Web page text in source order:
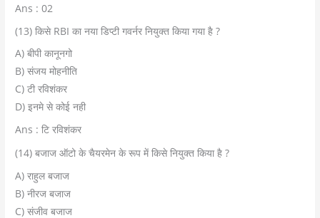
Ans : 02
(13) किसे RBI का नया डिप्टी गवर्नर नियुक्त किया गया है ?
A) बीपी कानूनगो
B) संजय मोहनीति
C) टी रविशंकर
D) इनमे से कोई नही
Ans : टि रविशंकर
(14) बजाज ऑटो के चैयरमेन के रूप में किसे नियुक्त किया है ?
A) राहुल बजाज
B) नीरज बजाज
C) संजीव बजाज